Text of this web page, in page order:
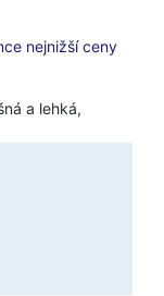
nejnižší ceny
a lehká,